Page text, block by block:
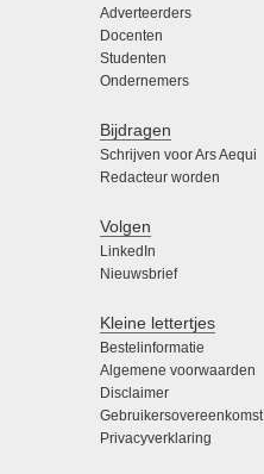
Adverteerders
Docenten
Studenten
Ondernemers
Bijdragen
Schrijven voor Ars Aequi
Redacteur worden
Volgen
LinkedIn
Nieuwsbrief
Kleine lettertjes
Bestelinformatie
Algemene voorwaarden
Disclaimer
Gebruikersovereenkomst
Privacyverklaring